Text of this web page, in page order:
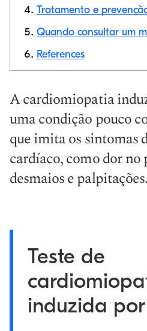
Tratamento e
Quando consultar um
References
A cardiomiopatia
uma condição pouco
que imita os sintomas
cardíaco, como dor no
desmaios e palpitações.
Teste de
induzida